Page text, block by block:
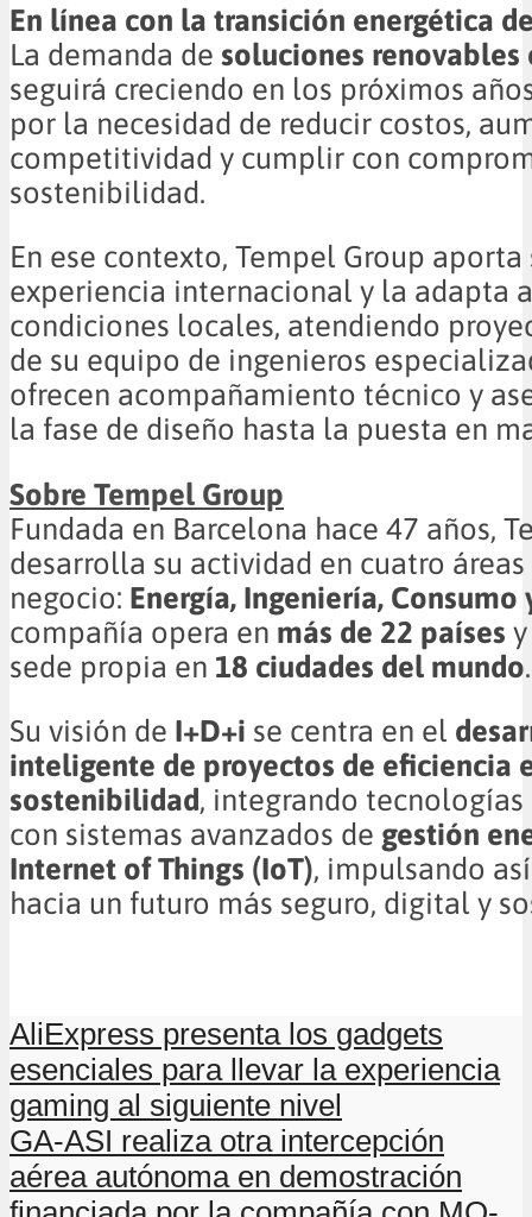
En línea con la transición energética
La demanda de soluciones
seguirá creciendo en los próximos
por la necesidad de reducir costos,
competitividad y cumplir con
sostenibilidad.
En ese contexto, Tempel Group aporta
experiencia internacional y la adapta
condiciones locales, atendiendo
de su equipo de ingenieros
ofrecen acompañamiento técnico y
la fase de diseño hasta la puesta en
Sobre Tempel Group
Fundada en Barcelona hace 47 años,
desarrolla su actividad en cuatro áreas
negocio: Energía, Ingeniería, Consumo
compañía opera en más de 22 países
sede propia en 18 ciudades del mundo.
Su visión de I+D+i se centra en el
inteligente de proyectos de eficiencia
sostenibilidad, integrando
con sistemas avanzados de gestión
Internet of Things (IoT), impulsando
hacia un futuro más seguro, digital y
AliExpress presenta los gadgets
esenciales para llevar la experiencia
gaming al siguiente nivel
GA-ASI realiza otra intercepción
aérea autónoma en demostración